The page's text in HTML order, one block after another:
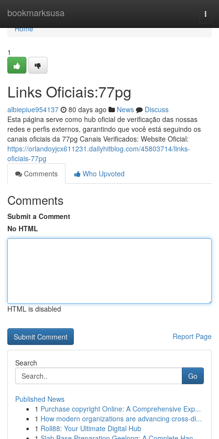
bookmarksusa
Home
Home
1
Links Oficiais:77pg
albiepiue954137 80 days ago News
Discuss
Esta página serve como hub oficial de verificação das nossas
redes e perfis externos, garantindo que você está seguindo os
canais oficiais da 77pg Canais Verificados: Website Oficial:
https://orlandoyjcx611231.dailyhitblog.com/45803714/links-
oficiais-77pg
Comments
Who Upvoted
Comments
Submit a Comment
No HTML
HTML is disabled
Report Page
Search
Go
Published News
1 Purchase copyright Online: A Comprehensive Exp...
1 How modern organizations are advancing cross-di...
1 Roll88: Your Ultimate Digital Hub